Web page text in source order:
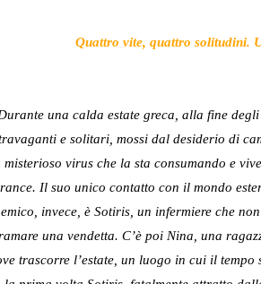
Quattro vite, quattro solitudini.
una calda estate greca, alla fine
e solitari, mossi dal desiderio di
misterioso virus che la sta consumando e
Il suo unico contatto con il mondo
invece, è Sotiris, un infermiere che
una vendetta. C’è poi Nina, una
trascorre l’estate, un luogo in cui il